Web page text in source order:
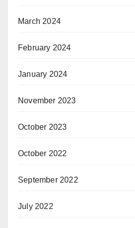
March 2024
February 2024
January 2024
November 2023
October 2023
October 2022
September 2022
July 2022